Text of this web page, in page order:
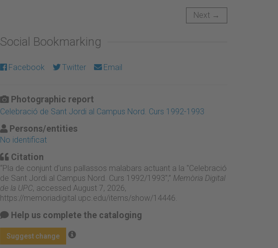
Next →
Social Bookmarking
Facebook Twitter Email
Photographic report
Celebració de Sant Jordi al Campus Nord. Curs 1992-1993
Persons/entities
No identificat
Citation
“Pla de conjunt d'uns pallassos malabars actuant a la "Celebració
de Sant Jordi al Campus Nord. Curs 1992/1993",” Memòria Digital
de la UPC, accessed August 7, 2026,
https://memoriadigital.upc.edu/items/show/14446
Help us complete the cataloging
Suggest change